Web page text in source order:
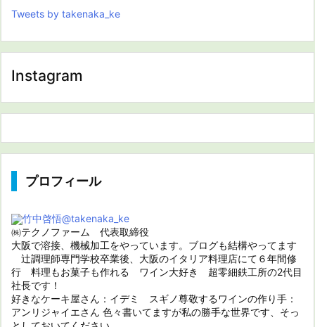
Tweets by takenaka_ke
Instagram
プロフィール
竹中啓悟@takenaka_ke
㈱テクノファーム 代表取締役
大阪で溶接、機械加工をやっています。ブログも結構やってます
辻調理師専門学校卒業後、大阪のイタリア料理店にて６年間修
行 料理もお菓子も作れる ワイン大好き 超零細鉄工所の2代目
社長です！
好きなケーキ屋さん：イデミ スギノ尊敬するワインの作り手：
アンリジャイエさん 色々書いてますが私の勝手な世界です、そっ